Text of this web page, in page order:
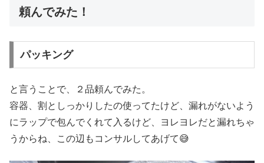
頼んでみた！
パッキング
と言うことで、２品頼んでみた。
容器、割としっかりしたの使ってたけど、漏れがないよう
にラップで包んでくれて入るけど、ヨレヨレだと漏れちゃ
うからね、この辺もコンサルしてあげて😅